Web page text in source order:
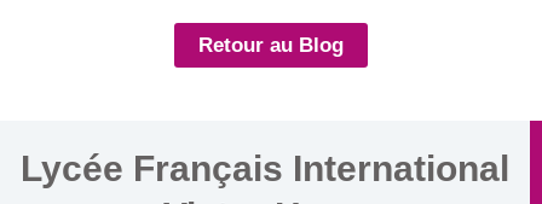
Retour au Blog
Lycée Français International